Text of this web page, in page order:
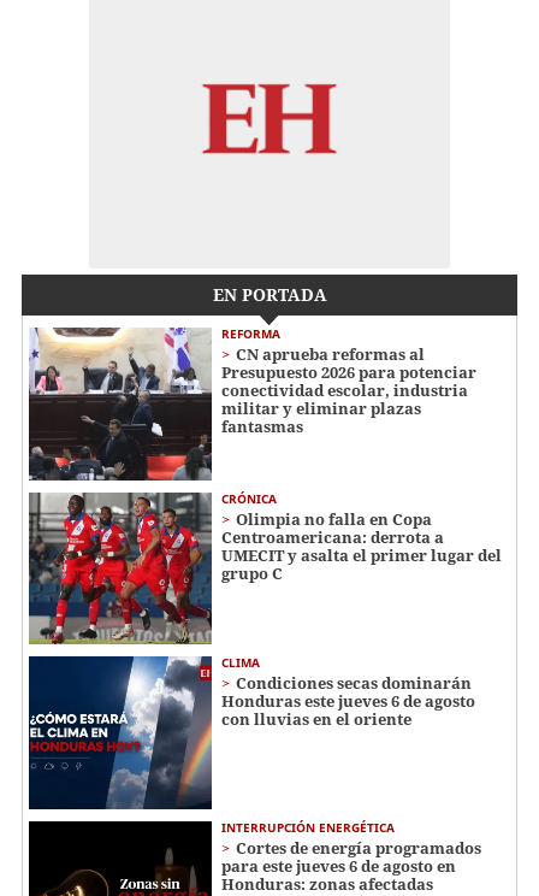
EN PORTADA
REFORMA
CN aprueba reformas al
Presupuesto 2026 para potenciar
conectividad escolar, industria
militar y eliminar plazas
fantasmas
CRÓNICA
Olimpia no falla en Copa
Centroamericana: derrota a
UMECIT y asalta el primer lugar del
grupo C
CLIMA
Condiciones secas dominarán
Honduras este jueves 6 de agosto
con lluvias en el oriente
INTERRUPCIÓN ENERGÉTICA
Cortes de energía programados
para este jueves 6 de agosto en
Honduras: zonas afectadas